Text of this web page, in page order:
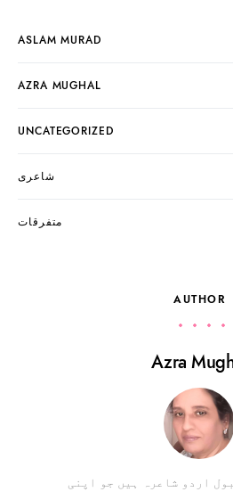
ASLAM MURAD
AZRA MUGHAL
UNCATEGORIZED
شاعری
متفرقات
AUTHOR
Azra
اردو شاعرہ ہیں جو اپنی